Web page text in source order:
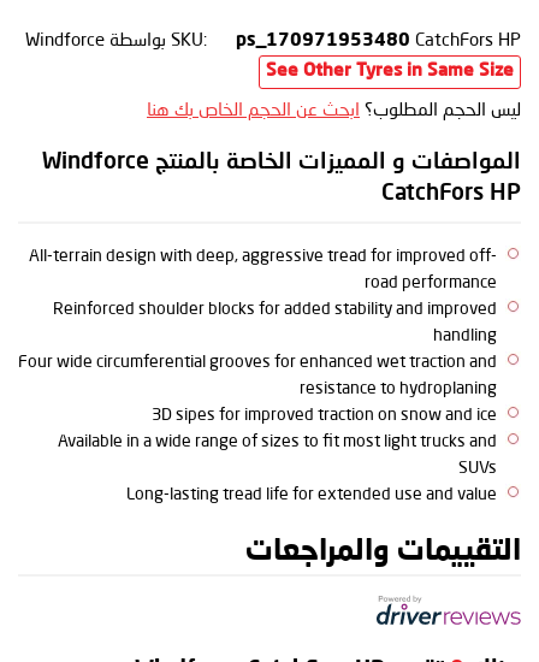
SKU: ps_170971953480 CatchFors HP بواسطة Windforce
See Other Tyres in Same Size
ليس الحجم المطلوب؟ ابحث عن الحجم الخاص بك هنا
المواصفات و المميزات الخاصة بالمنتج Windforce
CatchFors HP
All-terrain design with deep, aggressive tread for improved off-
road performance
Reinforced shoulder blocks for added stability and improved
handling
Four wide circumferential grooves for enhanced wet traction and
resistance to hydroplaning
3D sipes for improved traction on snow and ice
Available in a wide range of sizes to fit most light trucks and
SUVs
Long-lasting tread life for extended use and value
التقييمات والمراجعات